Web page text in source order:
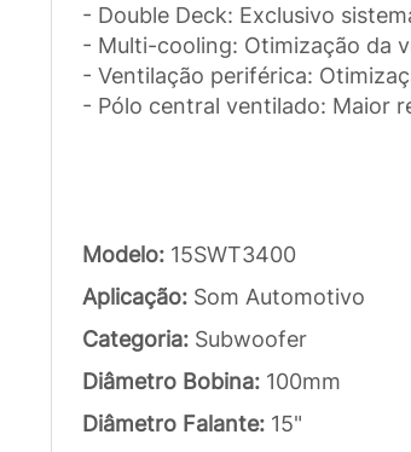
- Double Deck: Exclusivo
- Multi-cooling: Otimização da
- Ventilação periférica:
- Pólo central ventilado: Maior
Modelo: 15SWT3400
Aplicação: Som Automotivo
Categoria: Subwoofer
Diâmetro Bobina: 100mm
Diâmetro Falante: 15"